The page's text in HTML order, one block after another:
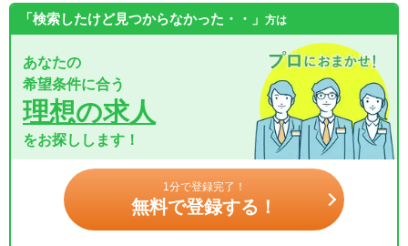
「検索したけど見つからなかった・・」 方は
あなたの
希望条件に合う
理想の求人
をお探しします！
1分で登録完了！
無料で登録する！